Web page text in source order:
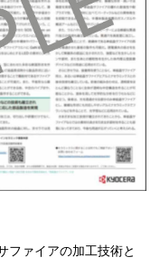
ファイアの加工技術と